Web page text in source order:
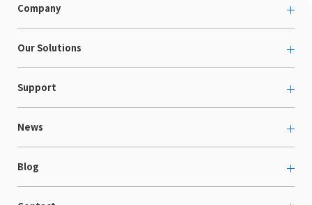
Company
About us
カルチャー
採用情報
Our Solutions
越境ECコンサルティング
Shopee支援
LaunchCart
海外向けホームページ制作
Support
お役立ち資料
セミナー情報
News
プレスリリース
イベント
Blog